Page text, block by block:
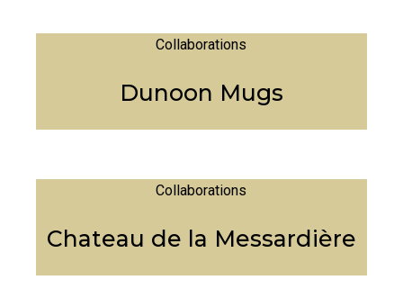
Collaborations
Dunoon Mugs
Collaborations
Chateau de la Messardière